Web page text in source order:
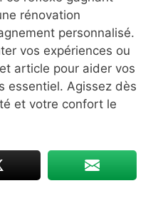
rénovation
personnalisé.
vos expériences ou
article pour aider vos
essentiel. Agissez dès
et votre confort le